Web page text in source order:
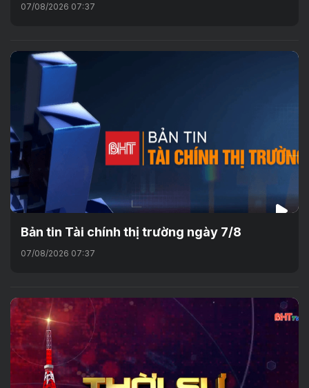
07/08/2026 07:37
Bản tin Tài chính thị trường ngày 7/8
07/08/2026 07:37